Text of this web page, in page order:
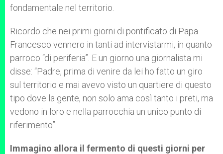
fondamentale nel territorio.
Ricordo che nei primi giorni di pontificato di Papa
Francesco vennero in tanti ad intervistarmi, in quanto
parroco “di periferia”. E un giorno una giornalista mi
disse: “Padre, prima di venire da lei ho fatto un giro
sul territorio e mai avevo visto un quartiere di questo
tipo dove la gente, non solo ama così tanto i preti, ma
vedono in loro e nella parrocchia un unico punto di
riferimento”.
Immagino allora il fermento di questi giorni per